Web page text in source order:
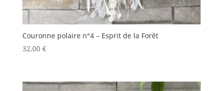
Couronne polaire n°4 – Esprit de la Forêt
32,00 €